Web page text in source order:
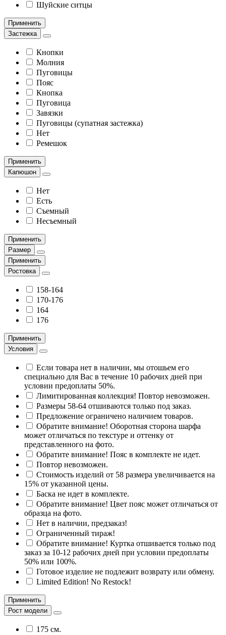
Шуйские ситцы
Применить
Застежка
Кнопки
Молния
Пуговицы
Пояс
Кнопка
Пуговица
Завязки
Пуговицы (супатная застежка)
Нет
Ремешок
Применить
Капюшон
Нет
Есть
Съемный
Несъемный
Применить
Размер
Применить
Ростовка
158-164
170-176
164
176
Применить
Условия
Если товара нет в наличии, мы отошьем его
специально для Вас в течение 10 рабочих дней при
условии предоплаты 50%.
Лимитированная коллекция! Повтор невозможен.
Размеры 58-64 отшиваются только под заказ.
Предложение ограничено наличием товаров.
Обратите внимание! Оборотная сторона шарфа
может отличаться по текстуре и оттенку от
представленного на фото.
Обратите внимание! Пояс в комплекте не идет.
Повтор невозможен.
Стоимость изделий от 58 размера увеличивается на
15% от указанной цены.
Баска не идет в комплекте.
Обратите внимание! Цвет пояс может отличаться от
образца на фото.
Нет в наличии, предзаказ!
Ограниченный тираж!
Обратите внимание! Куртка отшивается только под
заказ за 10-12 рабочих дней при условии предоплаты
50% или 100%.
Готовое изделие не подлежит возврату или обмену.
Limited Edition! No Restock!
Применить
Рост модели
175 см.